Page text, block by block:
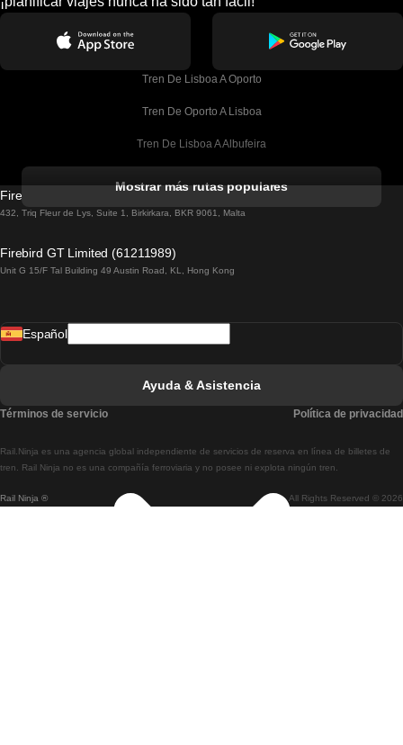
Tren De Lisboa A Oporto
Tren De Oporto A Lisboa
Tren De Lisboa A Albufeira
Tren De Lisboa A Lagos
Tren De Lisboa A Madrid
Tren De Lisboa A Braga
Tren De Braga A Lisboa
Mostrar más rutas populares
Firebird GT Limited (OC 1451)
432, Triq Fleur de Lys, Suite 1, Birkirkara, BKR 9061, Malta
Firebird GT Limited (61211989)
Unit G 15/F Tal Building 49 Austin Road, KL, Hong Kong
Rail Ninja ® All Rights Reserved © 2026
Rail.Ninja es una agencia global independiente de servicios de reserva en línea de billetes de
tren. Rail Ninja no es una compañía ferroviaria y no posee ni explota ningún tren.
Español
Ayuda & Asistencia
Términos de servicio Política de privacidad